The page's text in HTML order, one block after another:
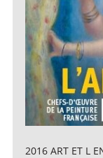
2016 ART ET L